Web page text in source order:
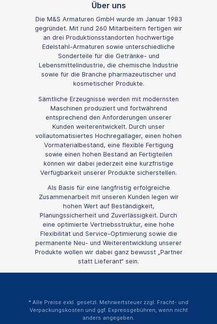
Über uns
Die M&S Armaturen GmbH wurde im Januar 1983
gegründet. Mit rund 260 Mitarbeitern fertigen wir
an drei Produktionsstandorten hochwertige
Edelstahl-Armaturen sowie unterschiedliche
Sonderteile für die Getränke- und
Lebensmittelindustrie, die chemische Industrie
sowie für die Branche pharmazeutischer und
kosmetischer Produkte.
Sämtliche Erzeugnisse werden mit modernsten
Maschinen produziert und fortwährend
entsprechend den Anforderungen unserer
Kunden weiterentwickelt. Durch unser
vollautomatisiertes Hochregallager, einen hohen
Vormaterialbestand, eine flexible Fertigung
sowie einen hohen Bestand an Fertigteilen
können wir dabei jederzeit eine kurzfristige
Verfügbarkeit unserer Produkte sicherstellen.
Als Basis für eine langfristig erfolgreiche
Zusammenarbeit mit unseren Kunden legen wir
hohen Wert auf Beständigkeit,
Planungssicherheit und Zuverlässigkeit. Durch
eine optimierte Vertriebsstruktur, eine hohe
Flexibilität und Service-Optimierung sowie die
permanente Neu- und Weiterentwicklung unserer
Produkte wollen wir dabei ganz bewusst „Partner
statt Lieferant“ sein.
* Alle Preise exkl. gesetzl. Mehrwertsteuer zzgl. Fracht- und
Verpackungskosten und ggf. Expressgebühren, wenn nicht
anders angegeben.